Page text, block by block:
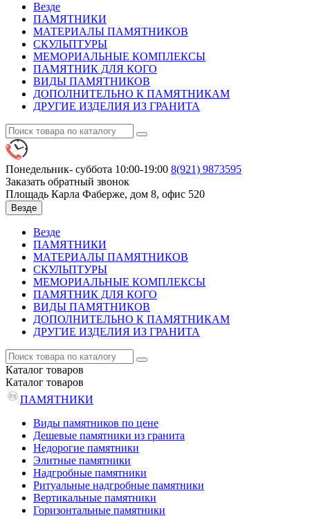
Везде
ПАМЯТНИКИ
МАТЕРИАЛЫ ПАМЯТНИКОВ
СКУЛЬПТУРЫ
МЕМОРИАЛЬНЫЕ КОМПЛЕКСЫ
ПАМЯТНИК ДЛЯ КОГО
ВИДЫ ПАМЯТНИКОВ
ДОПОЛНИТЕЛЬНО К ПАМЯТНИКАМ
ДРУГИЕ ИЗДЕЛИЯ ИЗ ГРАНИТА
Понедельник- суббота 10:00-19:00 8(921) 9873595
Заказать обратный звонок
Площадь Карла Фаберже, дом 8, офис 520
Везде
Везде
ПАМЯТНИКИ
МАТЕРИАЛЫ ПАМЯТНИКОВ
СКУЛЬПТУРЫ
МЕМОРИАЛЬНЫЕ КОМПЛЕКСЫ
ПАМЯТНИК ДЛЯ КОГО
ВИДЫ ПАМЯТНИКОВ
ДОПОЛНИТЕЛЬНО К ПАМЯТНИКАМ
ДРУГИЕ ИЗДЕЛИЯ ИЗ ГРАНИТА
Каталог товаров
Каталог товаров
ПАМЯТНИКИ
Виды памятников по цене
Дешевые памятники из гранита
Недорогие памятники
Элитные памятники
Надгробные памятники
Ритуальные надгробные памятники
Вертикальные памятники
Горизонтальные памятники